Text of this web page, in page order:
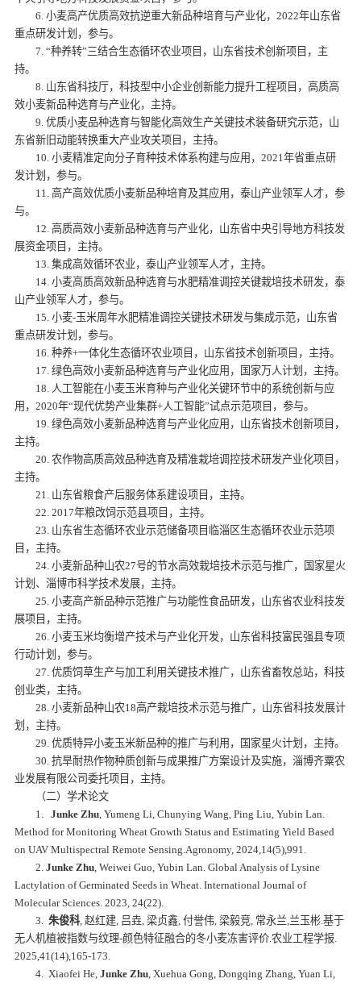
6. 小麦高产优质高效抗逆重大新品种培育与产业化，2022年山东省
重点研发计划，参与。
7. “种养转”三结合生态循环农业项目，山东省技术创新项目，主
持。
8. 山东省科技厅，科技型中小企业创新能力提升工程项目，高质高
效小麦新品种选育与产业化，主持。
9. 优质小麦品种选育与智能化高效生产关键技术装备研究示范，山
东省新旧动能转换重大产业攻关项目，主持。
10. 小麦精准定向分子育种技术体系构建与应用，2021年省重点研
发计划，参与。
11. 高产高效优质小麦新品种培育及其应用，泰山产业领军人才，参
与。
12. 高质高效小麦新品种选育与产业化，山东省中央引导地方科技发
展资金项目，主持。
13. 集成高效循环农业，泰山产业领军人才，主持。
14. 小麦高质高效新品种选育与水肥精准调控关键栽培技术研发，泰
山产业领军人才，参与。
15. 小麦-玉米周年水肥精准调控关键技术研发与集成示范，山东省
重点研发计划，参与。
16. 种养+一体化生态循环农业项目，山东省技术创新项目，主持。
17. 绿色高效小麦新品种选育与产业化应用，国家万人计划，主持。
18. 人工智能在小麦玉米育种与产业化关键环节中的系统创新与应
用，2020年“现代优势产业集群+人工智能”试点示范项目，参与。
19. 绿色高效小麦新品种选育与产业化应用，山东省技术创新项目，
主持。
20. 农作物高质高效品种选育及精准栽培调控技术研发产业化项目，
主持。
21. 山东省粮食产后服务体系建设项目，主持。
22. 2017年粮改饲示范县项目，主持。
23. 山东省生态循环农业示范储备项目临淄区生态循环农业示范项
目，主持。
24. 小麦新品种山农27号的节水高效栽培技术示范与推广，国家星火
计划、淄博市科学技术发展，主持。
25. 小麦高产新品种示范推广与功能性食品研发，山东省农业科技发
展项目，主持。
26. 小麦玉米均衡增产技术与产业化开发，山东省科技富民强县专项
行动计划，参与。
27. 优质饲草生产与加工利用关键技术推广，山东省畜牧总站，科技
创业类，主持。
28. 小麦新品种山农18高产栽培技术示范与推广，山东省科技发展计
划，主持。
29. 优质特异小麦玉米新品种的推广与利用，国家星火计划，主持。
30. 抗旱耐热作物种质创新与成果推广方案设计及实施，淄博齐粟农
业发展有限公司委托项目，主持。
（二）学术论文
1.Junke Zhu , Yumeng Li, Chunying Wang, Ping Liu, Yubin Lan.
Method for Monitoring Wheat Growth Status and Estimating Yield Based
on UAV Multispectral Remote Sensing. Agronomy, 2024,14(5),991.
2.Junke Zhu , Weiwei Guo, Yubin Lan. Global Analysis of Lysine
Lactylation of Germinated Seeds in Wheat. International Journal of
Molecular Sciences. 2023, 24(22).
3.朱俊科, 赵红建, 吕垚, 梁贞鑫, 付誉伟, 梁毅竞, 常永兰,兰玉彬.基于
无人机植被指数与纹理-颜色特征融合的冬小麦冻害评价.农业工程学报.
2025,41(14),165-173.
4. Xiaofei He,Junke Zhu , Xuehua Gong, Dongqing Zhang, Yuan Li,